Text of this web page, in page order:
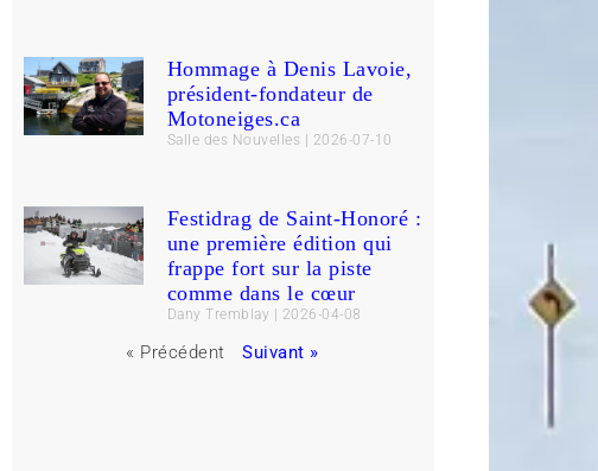
Hommage à Denis Lavoie,
président-fondateur de
Motoneiges.ca
Salle des Nouvelles 2026-07-10
Festidrag de Saint-Honoré :
une première édition qui
frappe fort sur la piste
comme dans le cœur
Dany Tremblay 2026-04-08
« Précédent Suivant »